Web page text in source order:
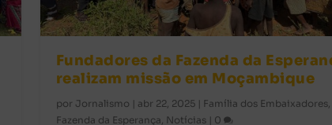
Fundadores da Fazenda da
realizam missão em Moçambique
por Jornalismo | abr 22, 2025| Família dos Embaixadores,
Fazenda da Esperança, Notícias| 0